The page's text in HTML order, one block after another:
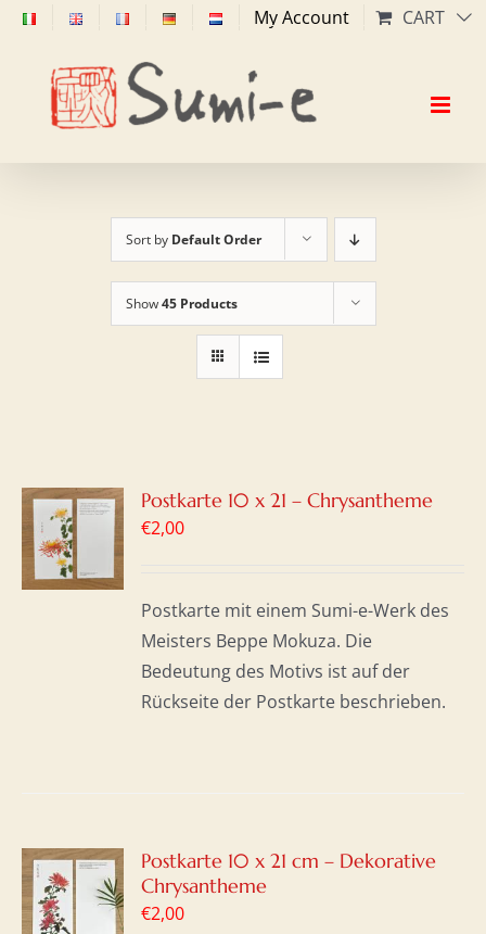
Skip
content
My Account CART
Sort by Default Order
Show45 Products
Postkarte 10 x 21 – Chrysantheme
€2,00
Postkarte mit einem Sumi-e-Werk des
Meisters Beppe Mokuza. Die
Bedeutung des Motivs ist auf der
Rückseite der Postkarte beschrieben.
Postkarte 10 x 21 cm – Dekorative
Chrysantheme
€2,00